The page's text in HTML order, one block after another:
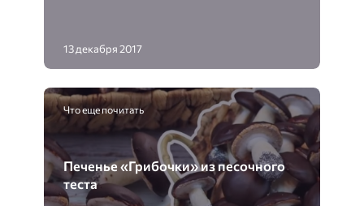
13 декабря 2017
Что еще почитать
Печенье «Грибочки» из песочного
теста